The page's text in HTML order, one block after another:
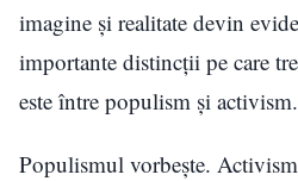
imagine și realitate devin
importante distincții pe care
este între populism și activism.
Populismul vorbește.